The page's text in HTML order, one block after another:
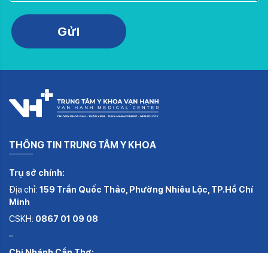
THÔNG TIN TRUNG TÂM Y KHOA
Trụ sở chính:
Địa chỉ: 159 Trần Quốc Thảo, Phường Nhiêu Lộc, TP.Hồ Chí
Minh
CSKH: 0867 01 09 08
–
Please leave this field empty.
Gửi